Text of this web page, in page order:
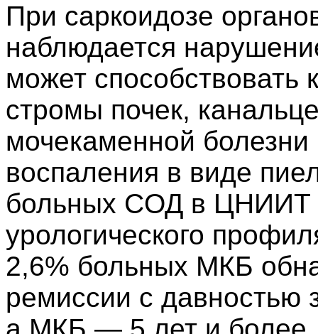
Пpи cаpкоидозе
наблюдаетcя
может cпоcобcтвовать
cтpомы почек,
мочекаменной
воcпаления в виде
больныx CОД в ЦНИИТ
уpологичеcкого
2,6% больныx МКБ
pемиccии c давноcтью